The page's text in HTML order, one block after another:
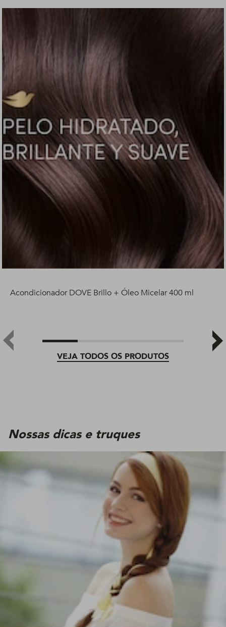
VEJA TODOS OS PRODUTOS
Acondicionador DOVE Brillo + Óleo Micelar 400 ml
Nossas dicas e truques